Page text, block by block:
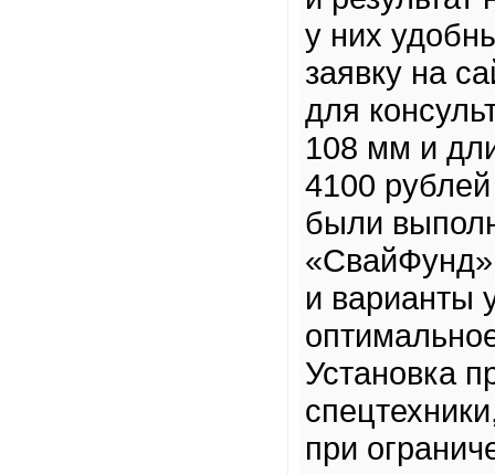
у них
заявку на
для
108 мм и
4100
были
и варианты
Установка
при